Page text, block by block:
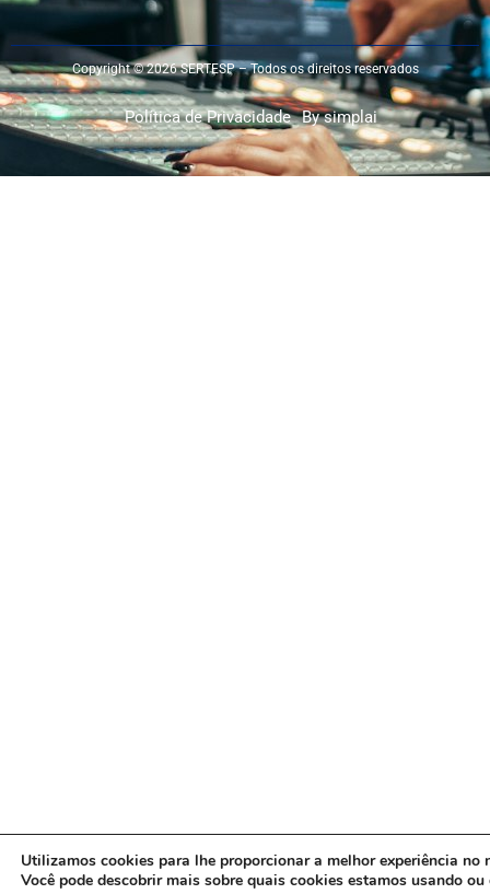
Copyright © 2026 SERTESP – Todos os direitos reservados
Política de Privacidade By simplai
Utilizamos cookies para lhe proporcionar a melhor experiência no
Você pode descobrir mais sobre quais cookies estamos usando